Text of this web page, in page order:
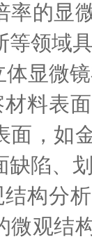
率的显
等领域
体显微
材料表
面，如
缺陷、
结构分
微观结